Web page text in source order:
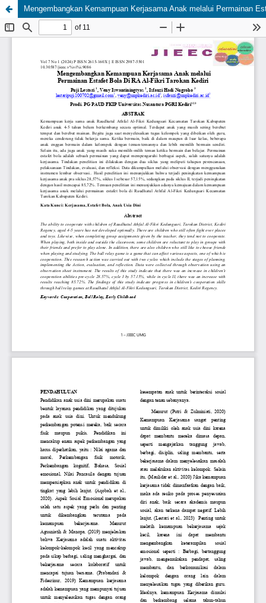
Mengembangkan Kemampuan Kerjasama Anak melalui Permainan